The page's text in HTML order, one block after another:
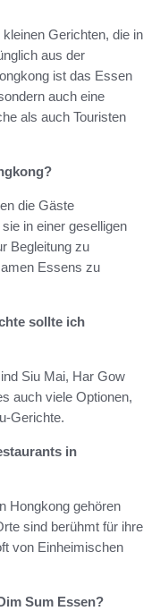
Gerichten, die in
aus der
ist das Essen
auch eine
als auch Touristen
die Gäste
in einer geselligen
Begleitung zu
Essens zu
sollte ich
Siu Mai, Har Gow
auch viele Optionen,
Gerichte.
in
Hongkong gehören
sind berühmt für ihre
von Einheimischen
Sum Essen?